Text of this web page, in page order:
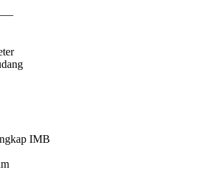
IMB